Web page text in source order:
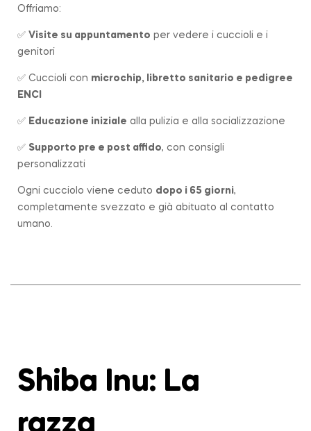
Offriamo:
✅ Visite su appuntamento per vedere i cuccioli e i
genitori
✅ Cuccioli con microchip, libretto sanitario e pedigree
ENCI
✅ Educazione iniziale alla pulizia e alla socializzazione
✅ Supporto pre e post affido, con consigli
personalizzati
Ogni cucciolo viene ceduto dopo i 65 giorni,
completamente svezzato e già abituato al contatto
umano.
Shiba Inu: La
razza